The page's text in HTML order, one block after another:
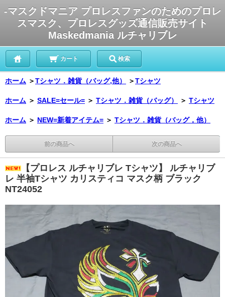
-マスクドマニア プロレスファンのためのプロレ
スマスク、プロレスグッズ通信販売サイト
Maskedmania ルチャリブレ
カート 検索
ホーム ＞Tシャツ．雑貨（バッグ,他） ＞Tシャツ
ホーム ＞ SALE=セール= ＞ Tシャツ．雑貨（バッグ） ＞ Tシャツ
ホーム ＞ NEW=新着アイテム= ＞ Tシャツ．雑貨（バッグ，他）
前の商品へ 次の商品へ
【プロレス ルチャリブレ Tシャツ】 ルチャリブ
レ 半袖Tシャツ カリスティコ マスク柄 ブラック
NT24052